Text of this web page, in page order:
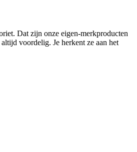
Dat zijn onze eigen-merkproducten
voordelig. Je herkent ze aan het